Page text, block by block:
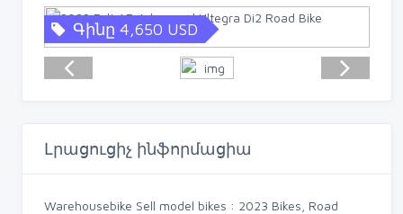
Գինը 4,650 USD
Լրացուցիչ ինֆորմացիա
Warehousebike Sell model bikes : 2023 Bikes, Road